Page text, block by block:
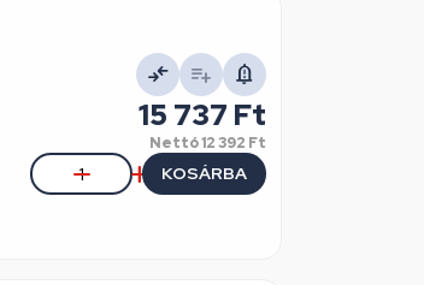
15 737 Ft
Nettó12 392 Ft
KOSÁRBA